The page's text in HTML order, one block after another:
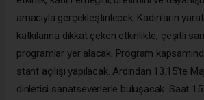
amacıyla gerçekleştirilecek. Kadınların
katkılarına dikkat çeken etkinlikte, çeşitli
programlar yer alacak. Program
stant açılışı yapılacak. Ardından 13.15’te
dinletisi sanatseverlerle buluşacak. Saat